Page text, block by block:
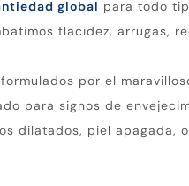
global para todo
flacidez, arrugas,
por el
para signos de
dilatados, piel apagada,